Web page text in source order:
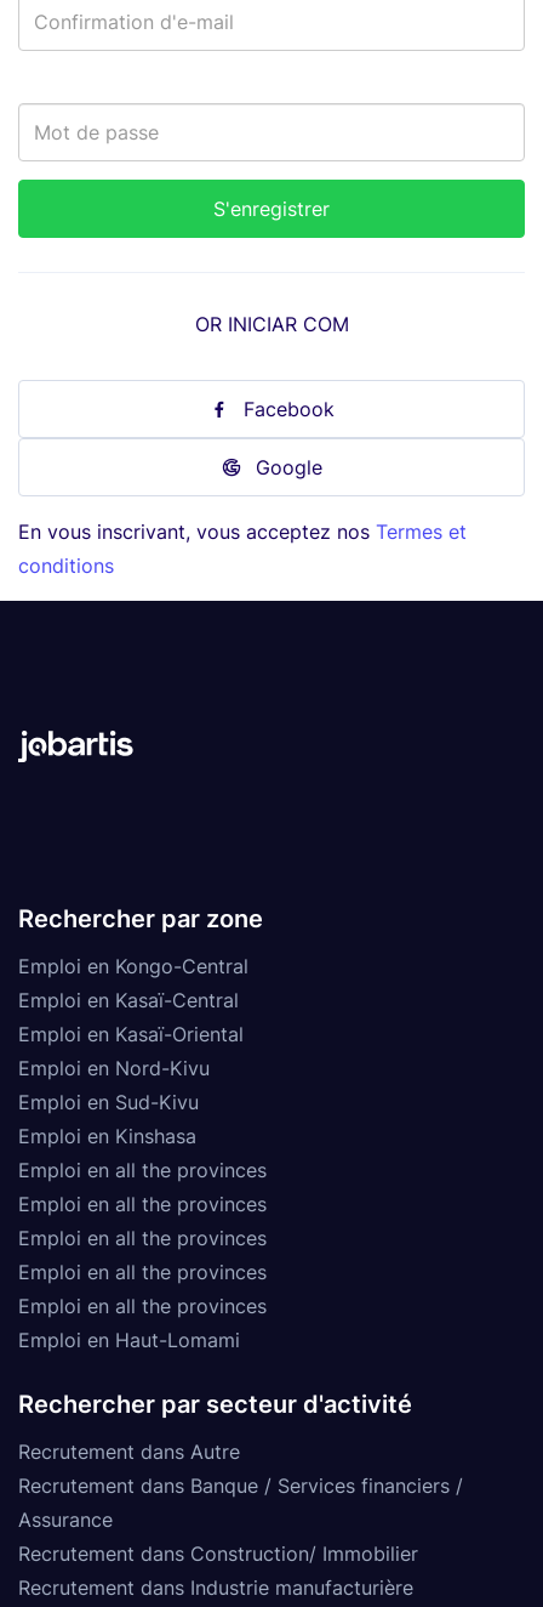
OR INICIAR COM
Facebook
Google
En vous inscrivant, vous acceptez nos Termes et
conditions
Rechercher par zone
Emploi en Kongo-Central
Emploi en Kasaï-Central
Emploi en Kasaï-Oriental
Emploi en Nord-Kivu
Emploi en Sud-Kivu
Emploi en Kinshasa
Emploi en all the provinces
Emploi en all the provinces
Emploi en all the provinces
Emploi en all the provinces
Emploi en all the provinces
Emploi en Haut-Lomami
Rechercher par secteur d'activité
Recrutement dans Autre
Recrutement dans Banque / Services financiers /
Assurance
Recrutement dans Construction/ Immobilier
Recrutement dans Industrie manufacturière